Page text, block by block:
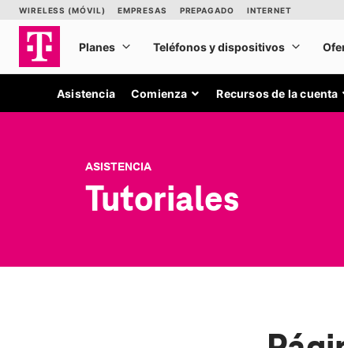
Asistencia Comienza Recursos de la cuenta
ASISTENCIA
Tutoriales